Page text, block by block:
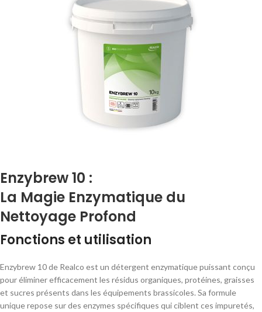
Enzybrew 10 :
La Magie Enzymatique du
Nettoyage Profond
Fonctions et utilisation
Enzybrew 10 de Realco est un détergent enzymatique puissant conçu
pour éliminer efficacement les résidus organiques, protéines, graisses
et sucres présents dans les équipements brassicoles. Sa formule
unique repose sur des enzymes spécifiques qui ciblent ces impuretés,